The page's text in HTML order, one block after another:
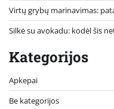
Virtų grybų marinavimas:
Silkė su avokadu: kodėl šis
Kategorijos
Apkepai
Be kategorijos